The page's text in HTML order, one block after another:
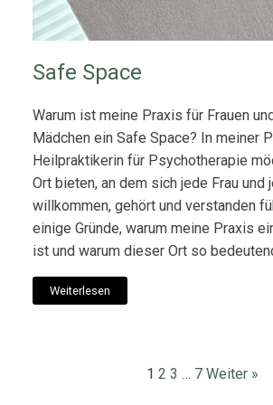
Safe Space
Warum ist meine Praxis für Frauen
Mädchen ein Safe Space? In meiner
Heilpraktikerin für Psychotherapie
Ort bieten, an dem sich jede Frau und
willkommen, gehört und verstanden
einige Gründe, warum meine Praxis
ist und warum dieser Ort so
Weiterlesen
1 2 3 … 7 Weiter »